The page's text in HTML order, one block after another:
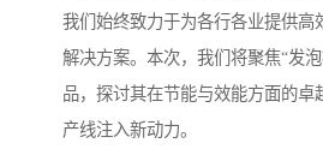
我们始终致力于为各行各业提供高
解决方案。本次，我们将聚焦“发
品，探讨其在节能与效能方面的卓
产线注入新动力。